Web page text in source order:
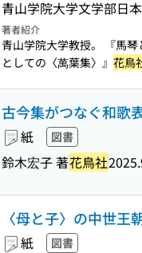
青山学院大学文学部日
著者紹介
青山学院大学教授。 『馬
としての〈萬葉集〉』 花鳥
古今集がつなぐ和歌
紙 図書
鈴木宏子 著花鳥社
〈母と子〉の中世王
紙 図書